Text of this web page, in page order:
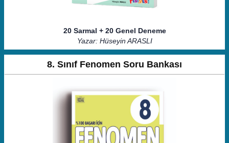
20 Sarmal + 20 Genel Deneme
Yazar: Hüseyin ARASLI
8. Sınıf Fenomen Soru Bankası